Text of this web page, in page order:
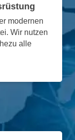
modernen
Wir nutzen
alle